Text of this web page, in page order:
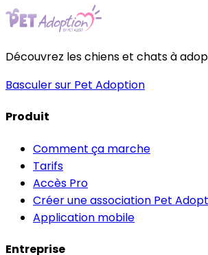
Découvrez les chiens et chats à
Basculer sur Pet Adoption
Produit
Comment ça marche
Tarifs
Accès Pro
Créer une association Pet
Application mobile
Entreprise